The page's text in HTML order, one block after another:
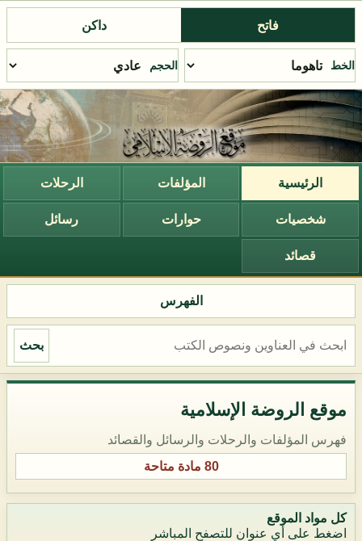
فاتح داكن
الخط الحجم
الرئيسية المؤلفات الرحلات
شخصيات حوارات رسائل
قصائد
الفهرس
بحث
موقع الروضة الإسلامية
فهرس المؤلفات والرحلات والرسائل والقصائد
80 مادة متاحة
كل مواد الموقع
اضغط على أي عنوان للتصفح المباشر